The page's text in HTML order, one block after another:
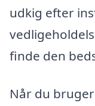
udkig efter
finde den
Når du